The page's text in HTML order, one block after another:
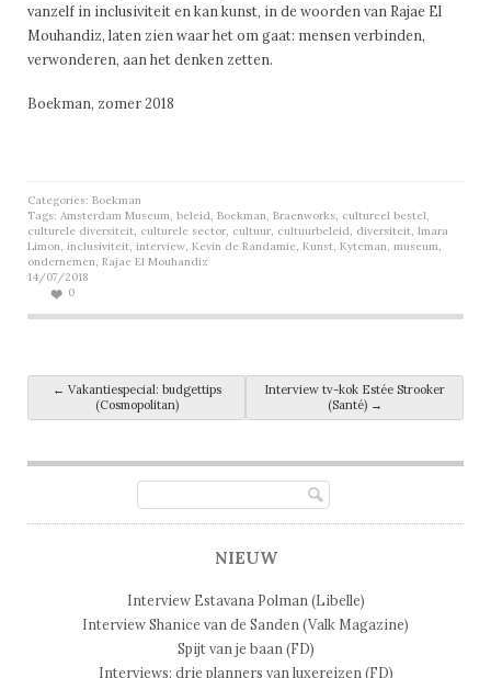
vanzelf in inclusiviteit en kan kunst, in de woorden van Rajae El
Mouhandiz, laten zien waar het om gaat: mensen verbinden,
verwonderen, aan het denken zetten.
Boekman, zomer 2018
Categories: Boekman
Tags: Amsterdam Museum, beleid, Boekman, Braenworks, cultureel bestel,
culturele diversiteit, culturele sector, cultuur, cultuurbeleid, diversiteit, Imara
Limon, inclusiviteit, interview, Kevin de Randamie, Kunst, Kyteman, museum,
ondernemen, Rajae El Mouhandiz
14/07/2018
0
Post navigation
← Vakantiespecial: budgettips
(Cosmopolitan)
Interview tv-kok Estée Strooker
(Santé) →
NIEUW
Interview Estavana Polman (Libelle)
Interview Shanice van de Sanden (Valk Magazine)
Spijt van je baan (FD)
Interviews: drie planners van luxereizen (FD)